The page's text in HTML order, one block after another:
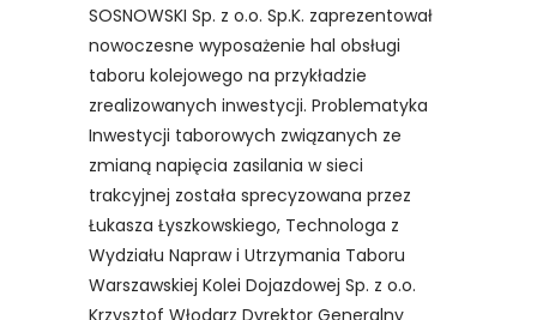
SOSNOWSKI Sp. z o.o. Sp.K. zaprezentował
nowoczesne wyposażenie hal obsługi
taboru kolejowego na przykładzie
zrealizowanych inwestycji. Problematyka
Inwestycji taborowych związanych ze
zmianą napięcia zasilania w sieci
trakcyjnej została sprecyzowana przez
Łukasza Łyszkowskiego, Technologa z
Wydziału Napraw i Utrzymania Taboru
Warszawskiej Kolei Dojazdowej Sp. z o.o.